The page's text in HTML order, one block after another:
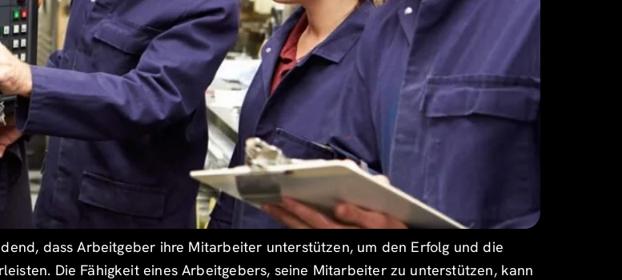
dass Arbeitgeber ihre Mitarbeiter unterstützen, um den Erfolg und die
Die Fähigkeit eines Arbeitgebers, seine Mitarbeiter zu unterstützen, kann